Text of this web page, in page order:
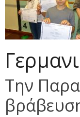
Την